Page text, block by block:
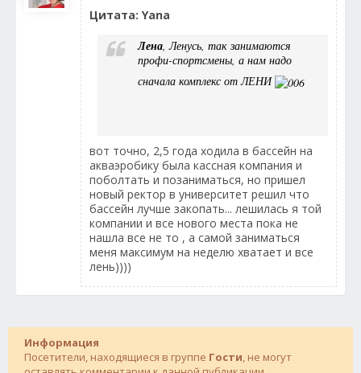
Цитата: Yana
Лена, Ленусь, так занимаются
профи-спортсмены, а нам надо
сначала комплекс от ЛЕНИ
вот точно, 2,5 года ходила в бассейн на
акваэробику была кассная компания и
поболтать и позаниматься, но пришел
новый ректор в университет решил что
бассейн лучше закопать... лешилась я той
компании и все нового места пока не
нашла все не то , а самой заниматься
меня максимум на неделю хватает и все
лень))))
Информация
Посетители, находящиеся в группе Гости, не могут